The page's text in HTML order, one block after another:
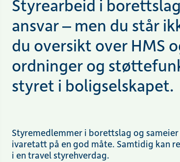
Styrearbeid i
ansvar – men du står
du oversikt over HMS
ordninger og
styret i boligselskapet.
Styremedlemmer i borettslag og
ivaretatt på en god måte. Samtidig kan
i en travel styrehverdag.